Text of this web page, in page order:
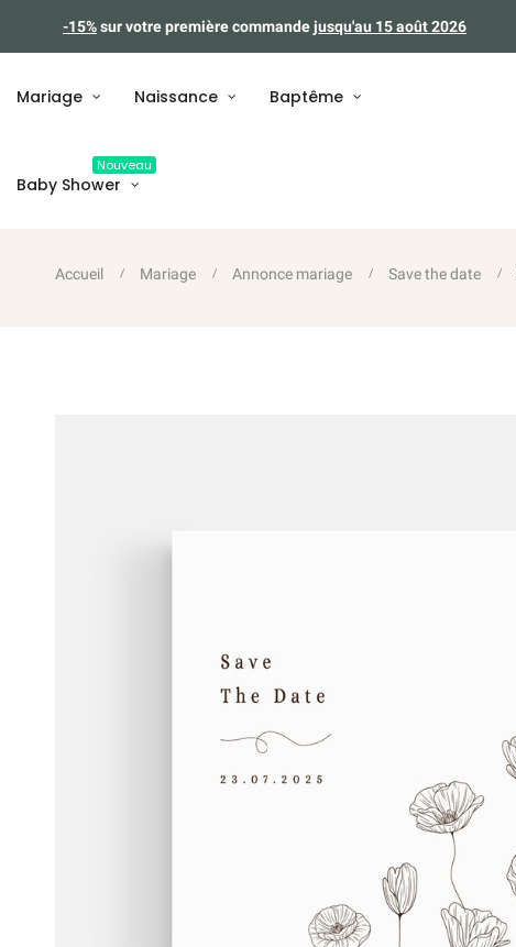
-15%sur votre première commandejusqu'au 15 août 2026
Mariage Naissance Baptême
Baby Shower
Nouveau
Accueil Mariage Annonce mariage Save the date